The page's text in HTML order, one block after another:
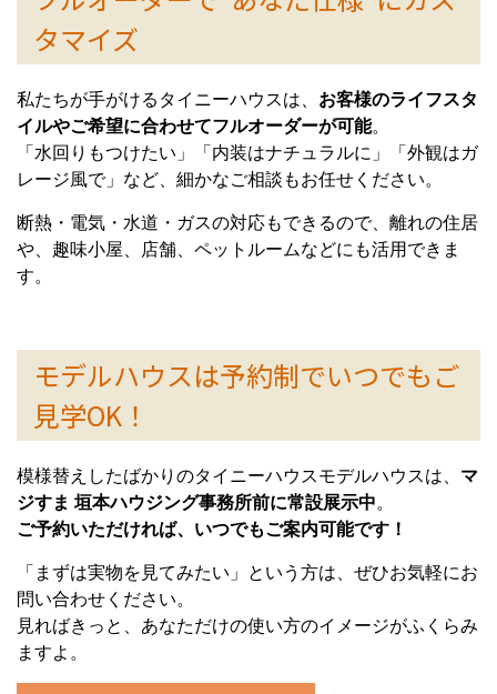
タマイズ
私たちが手がけるタイニーハウスは、 お客様のライフスタ
イルやご希望に合わせてフルオーダーが可能。
「水回りもつけたい」「内装はナチュラルに」「外観はガ
レージ風で」など、細かなご相談もお任せください。
断熱・電気・水道・ガスの対応もできるので、離れの住居
や、趣味小屋、店舗、ペットルームなどにも活用できま
す。
モデルハウスは予約制でいつでもご
見学OK！
模様替えしたばかりのタイニーハウスモデルハウスは、 マ
ジすま 垣本ハウジング事務所前に常設展示中。
ご予約いただければ、いつでもご案内可能です！
「まずは実物を見てみたい」という方は、ぜひお気軽にお
問い合わせください。
見ればきっと、あなただけの使い方のイメージがふくらみ
ますよ。